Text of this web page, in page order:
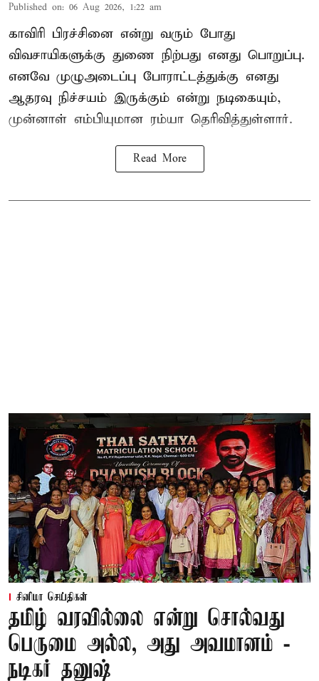
Published on: 06 Aug 2026, 1:22 am
காவிரி பிரச்சினை என்று வரும் போது
விவசாயிகளுக்கு துணை நிற்பது எனது பொறுப்பு.
எனவே முழுஅடைப்பு போராட்டத்துக்கு எனது
ஆதரவு நிச்சயம் இருக்கும் என்று நடிகையும்,
முன்னாள் எம்பியுமான ரம்யா தெரிவித்துள்ளார்.
Read More
சினிமா செய்திகள்
தமிழ் வரவில்லை என்று சொல்வது
பெருமை அல்ல, அது அவமானம் -
நடிகர் தனுஷ்